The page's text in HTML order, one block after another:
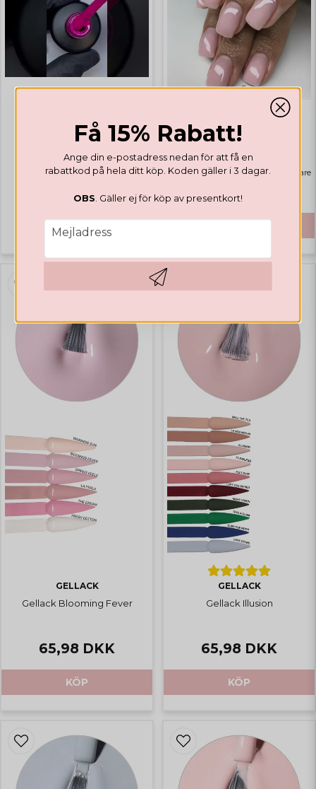
GELLACK
Valentines Collection
312,59 DKK
GELLACK
Highlights Bästsäljare
105,97 DKK
GELLACK
Gellack Blooming Fever
65,98 DKK
KÖP
GELLACK
Gellack Illusion
65,98 DKK
KÖP
Få 15% Rabatt!
Ange din e-postadress nedan för att få en
rabattkod på hela ditt köp. Koden gäller i 3 dagar.
OBS . Gäller ej för köp av presentkort!
email
Mejladress